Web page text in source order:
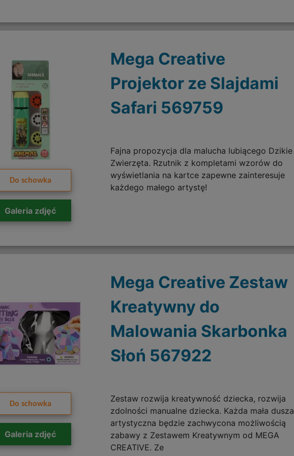
Do schowka
Galeria zdjęć
Mega Creative
Projektor ze Slajdami
Safari 569759
Fajna propozycja dla malucha lubiącego Dzikie
Zwierzęta. Rzutnik z kompletami wzorów do
wyświetlania na kartce zapewne zainteresuje
każdego małego artystę!
Do schowka
Galeria zdjęć
Mega Creative Zestaw
Kreatywny do
Malowania Skarbonka
Słoń 567922
Zestaw rozwija kreatywność dziecka, rozwija
zdolności manualne dziecka. Każda mała dusza
artystyczna będzie zachwycona możliwością
zabawy z Zestawem Kreatywnym od MEGA
CREATIVE. Ze